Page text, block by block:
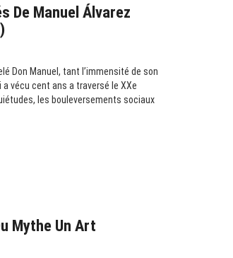
De Manuel Álvarez
Don Manuel, tant l’immensité de son
vécu cent ans a traversé le XXe
les bouleversements sociaux
Mythe Un Art